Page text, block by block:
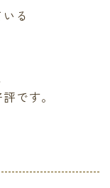
る
です。